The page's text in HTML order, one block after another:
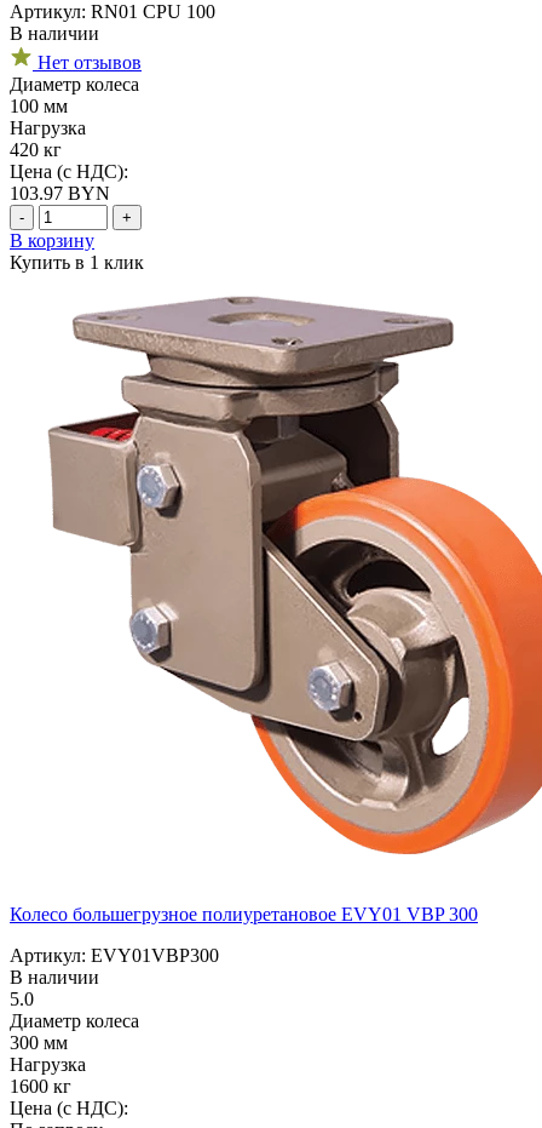
Артикул: RN01 CPU 100
В наличии
Нет отзывов
Диаметр колеса
100 мм
Нагрузка
420 кг
Цена (с НДС):
103.97 BYN
- +
В корзину
Купить в 1 клик
Колесо большегрузное полиуретановое EVY01 VBP 300
Артикул: EVY01VBP300
В наличии
5.0
Диаметр колеса
300 мм
Нагрузка
1600 кг
Цена (с НДС):